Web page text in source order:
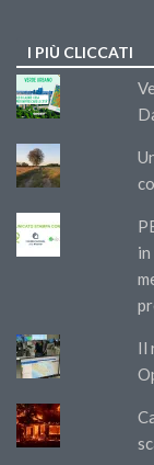
I PIÙ CLICCATI
Il